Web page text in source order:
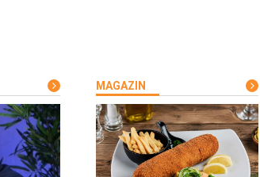
MAGAZIN